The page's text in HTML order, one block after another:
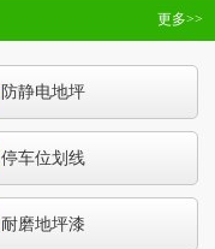
更多>>
防静电地坪
停车位划线
耐磨地坪漆